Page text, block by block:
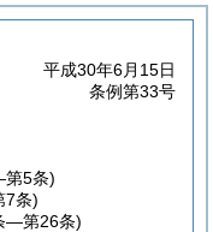
平成30年6月15日
条例第33号
5条)
7条)
―第26条)